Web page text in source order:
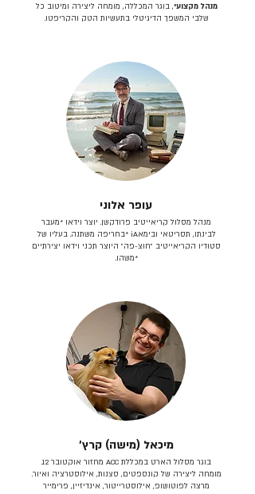
מנהל מקצועי, בוגר המכללה, מומחה ליצירה ומיטוב כל
שלבי המשפך הדיגיטלי בתעשיות הטק והקריפטו.
עופר אלוני
מנהל מסלול קריאייטיב פרודקשן. יוצר וידאו *מעבר
לבינתו, תסריטאי וב​ימאiA‎ *בחריפה משתנה. בעליו של
סטודיו הקריאייטיב ״חוצ-פה״ היוצר תכני וידאו יצירתיים
*משהו.
מיכאל (מישה) קרץ׳
בוגר מסלול הארט במכללת ACC מחזור אוקטובר 12.
מומחה ליצירה של קונספטים, סצנות, אילוסטרציה ואיור.
מרצה לפוטושופ, אילוסטרייטור, אינדיזיין, פרימייר